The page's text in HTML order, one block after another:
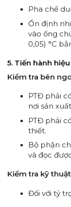
Pha chế
Ổn định
vào ống
0,05) °C
5. Tiến hành
Kiểm tra bên
PTĐ phải
nơi sản
PTĐ phải
thiết.
Bộ phận
và đọc
Kiểm tra kỹ thuật
Đối với tỷ